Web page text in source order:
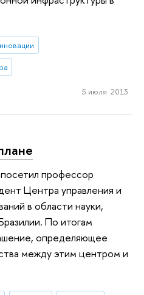
5 июля 2013
профессор
Центра управления и
в области науки,
По итогам
определяющее
между этим центром и